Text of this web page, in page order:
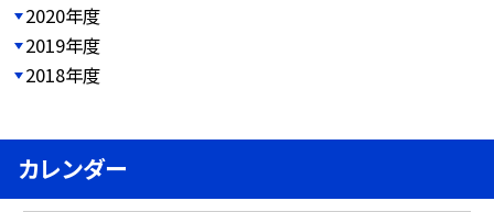
2020年度
2019年度
2018年度
カレンダー